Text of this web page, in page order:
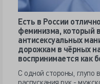
Есть в России
феминизма, который
антисексуальных
дорожкам в чёрных
воспринимается как
С одной стороны,
распускания рук -